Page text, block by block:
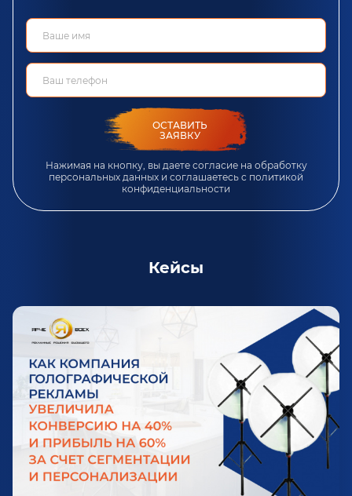
ОСТАВИТЬ
ЗАЯВКУ
Нажимая на кнопку, вы даете согласие на обработку
персональных данных и соглашаетесь c политикой
конфиденциальности
Кейсы